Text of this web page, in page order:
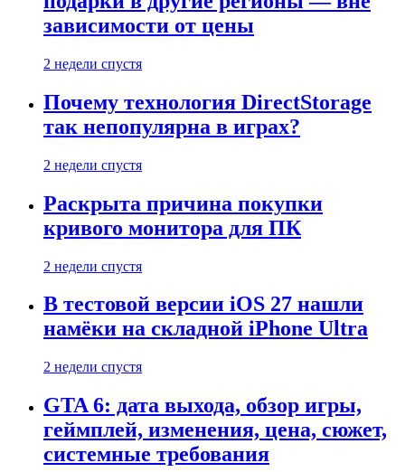
зависимости от цены
2 недели спустя
Почему технология DirectStorage
так непопулярна в играх?
2 недели спустя
Раскрыта причина покупки
кривого монитора для ПК
2 недели спустя
В тестовой версии iOS 27 нашли
намёки на складной iPhone Ultra
2 недели спустя
GTA 6: дата выхода, обзор игры,
геймплей, изменения, цена, сюжет,
системные требования